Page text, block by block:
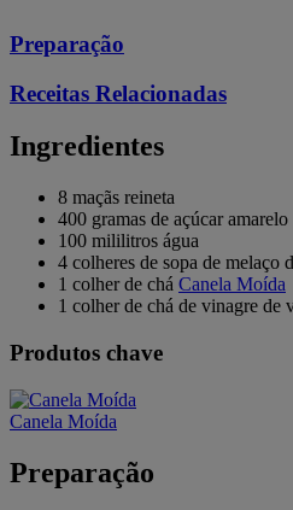
Preparação
Receitas Relacionadas
Ingredientes
8 maçãs reineta
400 gramas de açúcar amarelo
100 mililitros água
4 colheres de sopa de melaço
1 colher de chá Canela Moída
1 colher de chá de vinagre de
Produtos chave
Canela Moída
Preparação